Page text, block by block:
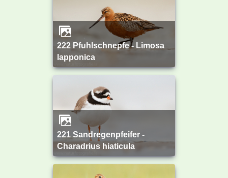
222 Pfuhlschnepfe - Limosa
lapponica
221 Sandregenpfeifer -
Charadrius hiaticula